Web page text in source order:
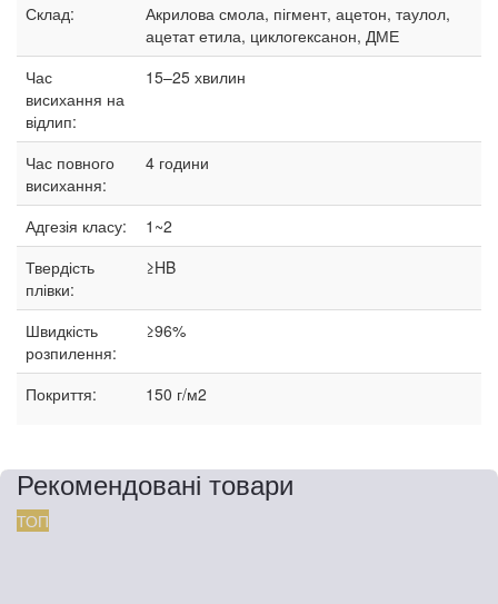
Склад:
Акрилова смола, пігмент, ацетон, таулол,
ацетат етила, циклогексанон, ДМЕ
Час
висихання на
відлип:
15–25 хвилин
Час повного
висихання:
4 години
Адгезія класу:
1~2
Твердість
плівки:
≥HB
Швидкість
розпилення:
≥96%
Покриття: 150 г/м2
Рекомендовані товари
ТОП